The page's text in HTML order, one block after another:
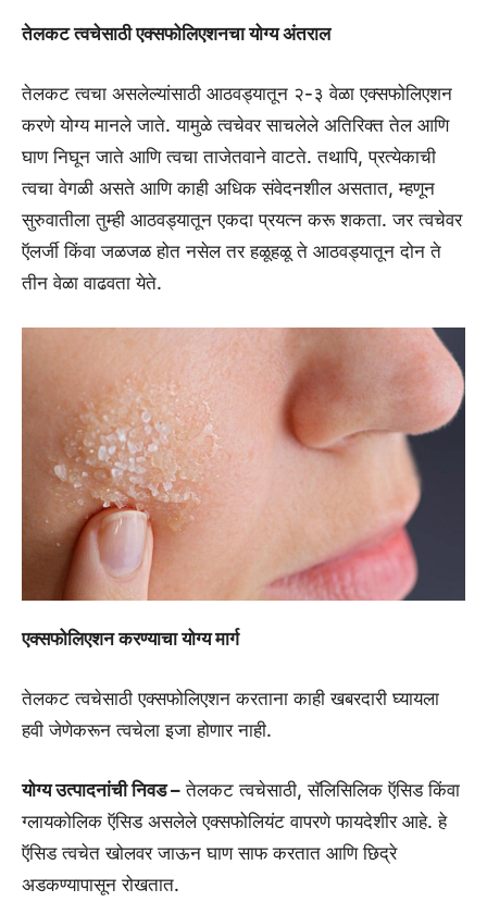
तेलकट त्वचेसाठी एक्सफोलिएशनचा योग्य अंतराल
तेलकट त्वचा असलेल्यांसाठी आठवड्यातून २-३ वेळा एक्सफोलिएशन
करणे योग्य मानले जाते. यामुळे त्वचेवर साचलेले अतिरिक्त तेल आणि
घाण निघून जाते आणि त्वचा ताजेतवाने वाटते. तथापि, प्रत्येकाची
त्वचा वेगळी असते आणि काही अधिक संवेदनशील असतात, म्हणून
सुरुवातीला तुम्ही आठवड्यातून एकदा प्रयत्न करू शकता. जर त्वचेवर
ऍलर्जी किंवा जळजळ होत नसेल तर हळूहळू ते आठवड्यातून दोन ते
तीन वेळा वाढवता येते.
एक्सफोलिएशन करण्याचा योग्य मार्ग
तेलकट त्वचेसाठी एक्सफोलिएशन करताना काही खबरदारी घ्यायला
हवी जेणेकरून त्वचेला इजा होणार नाही.
योग्य उत्पादनांची निवड – तेलकट त्वचेसाठी, सॅलिसिलिक ऍसिड किंवा
ग्लायकोलिक ऍसिड असलेले एक्सफोलियंट वापरणे फायदेशीर आहे. हे
ऍसिड त्वचेत खोलवर जाऊन घाण साफ करतात आणि छिद्रे
अडकण्यापासून रोखतात.